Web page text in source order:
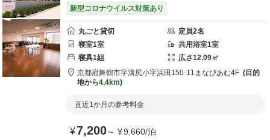
新型コロナウイルス対策あり
丸ごと貸切 定員2名
寝室1室 共用浴室1室
寝具1組 広さ12.09㎡
京都府舞鶴市字溝尻小字浜田150-11 まなびあむ4F
目的
地から4.4km
直近1か月の参考料金
¥7,200～ ¥9,660/泊